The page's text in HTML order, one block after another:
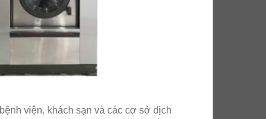
viện, khách sạn và các cơ sở dịch